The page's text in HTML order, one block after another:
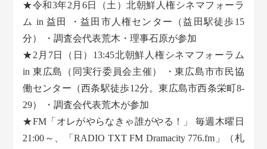
★令和3年2月6日（土）北朝鮮人権シネマフォーラ
ム in 益田 ・益田市人権センター（益田駅徒歩15
分） ・調査会代表荒木・理事石原が参加
★2月7日（日）13:45北朝鮮人権シネマフォーラム
in 東広島（同実行委員会主催） ・東広島市市民協
働センター（西条駅徒歩12分。東広島市西条栄町8-
29） ・調査会代表荒木が参加
★FM「オレがやらなきゃ誰がやる！」 毎週木曜日
21:00～、「RADIO TXT FM Dramacity 776.fm」（札